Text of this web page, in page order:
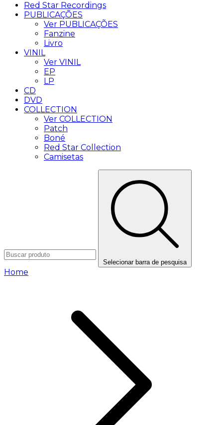
Red Star Recordings
PUBLICAÇÕES
Ver PUBLICAÇÕES
Fanzine
Livro
VINIL
Ver VINIL
EP
LP
CD
DVD
COLLECTION
Ver COLLECTION
Patch
Boné
Red Star Collection
Camisetas
Selecionar barra de pesquisa
Home